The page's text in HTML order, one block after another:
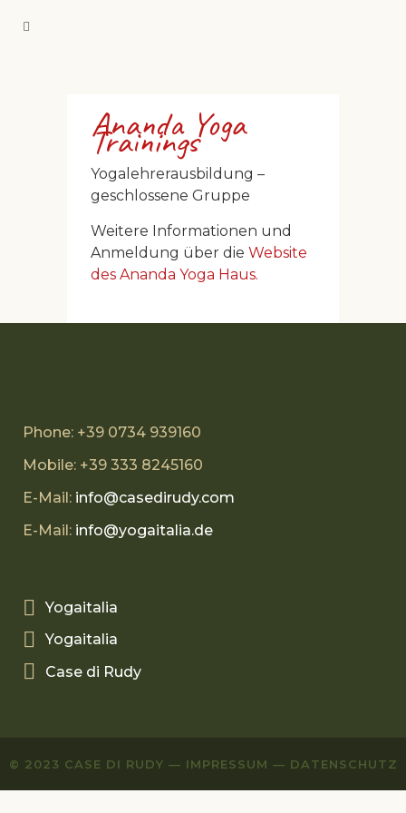
Ananda Yoga
Trainings
Yogalehrerausbildung –
geschlossene Gruppe
Weitere Informationen und
Anmeldung über die Website
des Ananda Yoga Haus.
Phone: +39 0734 939160
Mobile: +39 333 8245160
E-Mail: info@casedirudy.com
E-Mail: info@yogaitalia.de
Yogaitalia
Yogaitalia
Case di Rudy
© 2023 CASE DI RUDY — IMPRESSUM — DATENSCHUTZ